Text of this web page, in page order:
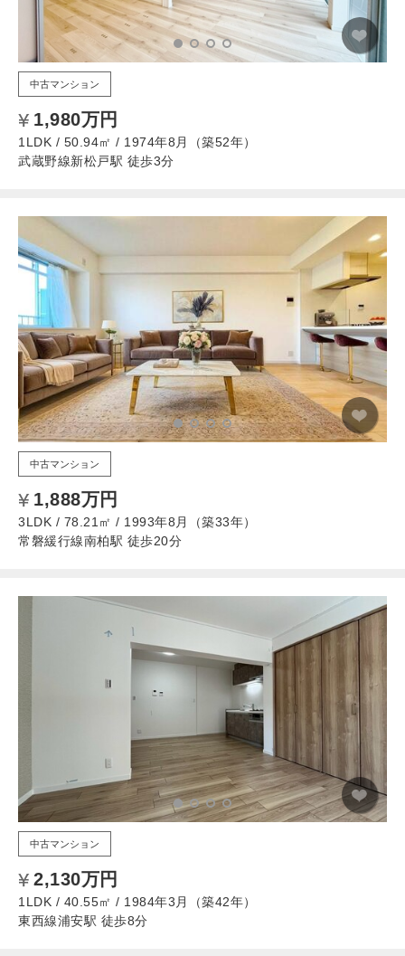
中古マンション
1,980万円
1LDK / 50.94㎡ / 1974年8月（築52年）
武蔵野線新松戸駅 徒歩3分
中古マンション
1,888万円
3LDK / 78.21㎡ / 1993年8月（築33年）
常磐緩行線南柏駅 徒歩20分
中古マンション
2,130万円
1LDK / 40.55㎡ / 1984年3月（築42年）
東西線浦安駅 徒歩8分